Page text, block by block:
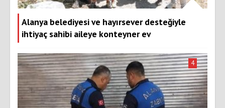
Alanya belediyesi ve hayırsever desteğiyle
ihtiyaç sahibi aileye konteyner ev
4